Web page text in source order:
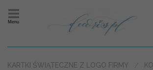
Menu
KARTKI ŚWIĄTECZNE Z LOGO FIRMY